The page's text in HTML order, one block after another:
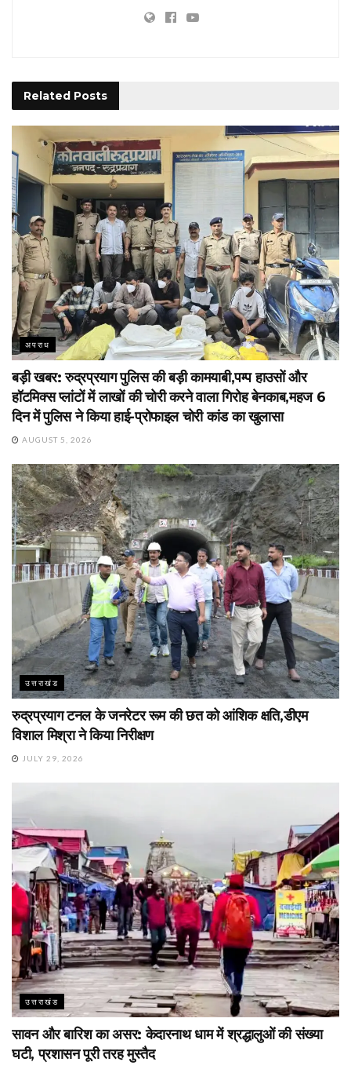
Related Posts
अपराध
बड़ी खबर: रुद्रप्रयाग पुलिस की बड़ी कामयाबी,पम्प हाउसों और
हॉटमिक्स प्लांटों में लाखों की चोरी करने वाला गिरोह बेनकाब,महज 6
दिन में पुलिस ने किया हाई-प्रोफाइल चोरी कांड का खुलासा
AUGUST 5, 2026
उत्तराखंड
रुद्रप्रयाग टनल के जनरेटर रूम की छत को आंशिक क्षति,डीएम
विशाल मिश्रा ने किया निरीक्षण
JULY 29, 2026
उत्तराखंड
सावन और बारिश का असर: केदारनाथ धाम में श्रद्धालुओं की संख्या
घटी, प्रशासन पूरी तरह मुस्तैद